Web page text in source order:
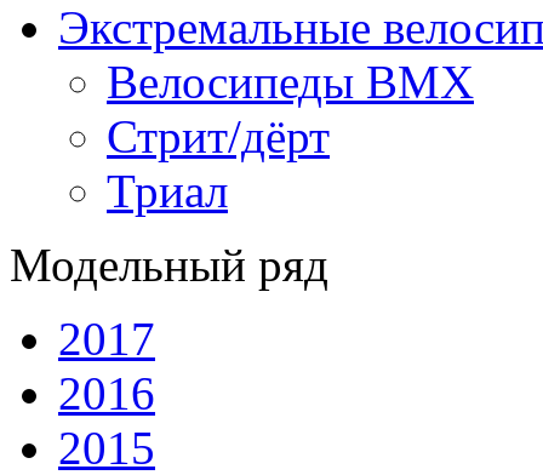
Экстремальные
Велосипеды BMX
Стрит/дёрт
Триал
Модельный ряд
2017
2016
2015